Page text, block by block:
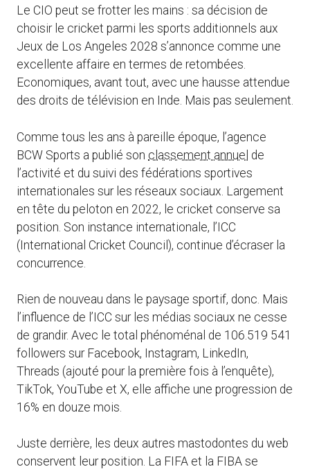
Le CIO peut se frotter les mains : sa décision de
choisir le cricket parmi les sports additionnels aux
Jeux de Los Angeles 2028 s’annonce comme une
excellente affaire en termes de retombées.
Economiques, avant tout, avec une hausse attendue
des droits de télévision en Inde. Mais pas seulement.
Comme tous les ans à pareille époque, l’agence
BCW Sports a publié son classement annuel de
l’activité et du suivi des fédérations sportives
internationales sur les réseaux sociaux. Largement
en tête du peloton en 2022, le cricket conserve sa
position. Son instance internationale, l’ICC
(International Cricket Council), continue d’écraser la
concurrence.
Rien de nouveau dans le paysage sportif, donc. Mais
l’influence de l’ICC sur les médias sociaux ne cesse
de grandir. Avec le total phénoménal de 106.519 541
followers sur Facebook, Instagram, LinkedIn,
Threads (ajouté pour la première fois à l’enquête),
TikTok, YouTube et X, elle affiche une progression de
16% en douze mois.
Juste derrière, les deux autres mastodontes du web
conservent leur position. La FIFA et la FIBA se